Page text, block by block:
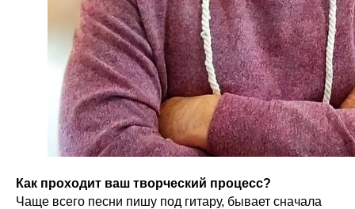
Как проходит ваш творческий процесс?
Чаще всего песни пишу под гитару, бывает сначала